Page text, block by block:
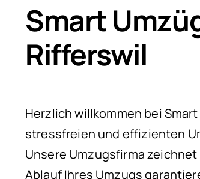
Smart
Rifferswil
Herzlich willkommen bei
stressfreien und effizienten
Unsere Umzugsfirma
Ablauf Ihres Umzugs